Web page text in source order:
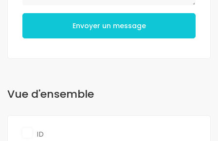
Envoyer un message
Vue d'ensemble
ID